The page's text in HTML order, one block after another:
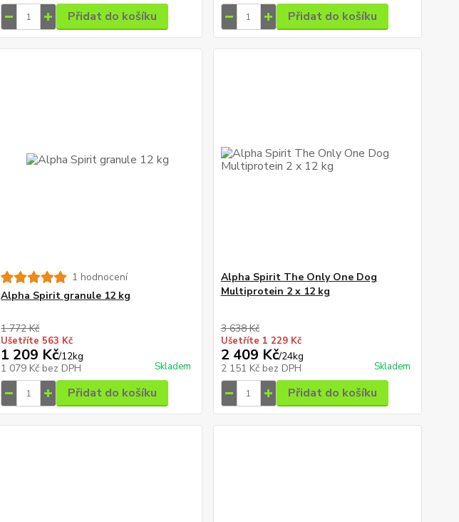
Přidat do košíku Přidat do košíku
1 hodnocení
Alpha Spirit granule 12 kg
1 772 Kč
Ušetříte 563 Kč
1 209 Kč/12kg
1 079 Kč bez DPH Skladem
Přidat do košíku
Alpha Spirit The Only One Dog
Multiprotein 2 x 12 kg
3 638 Kč
Ušetříte 1 229 Kč
2 409 Kč/24kg
2 151 Kč bez DPH Skladem
Přidat do košíku